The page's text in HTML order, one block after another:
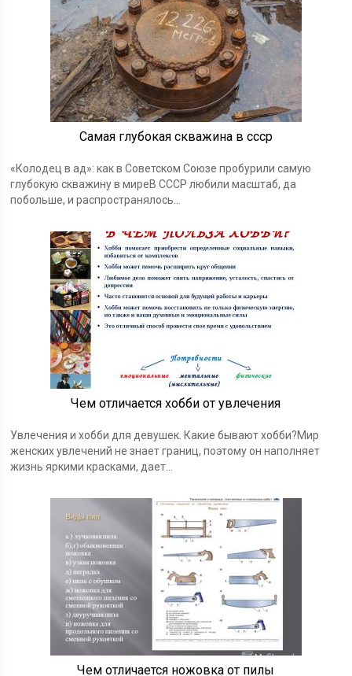
Самая глубокая скважина в ссср
«Колодец в ад»: как в Советском Союзе пробурили самую
глубокую скважину в миреВ СССР любили масштаб, да
побольше, и распространялось…
Чем отличается хобби от увлечения
Увлечения и хобби для девушек. Какие бывают хобби?Мир
женских увлечений не знает границ, поэтому он наполняет
жизнь яркими красками, дает…
Чем отличается ножовка от пилы